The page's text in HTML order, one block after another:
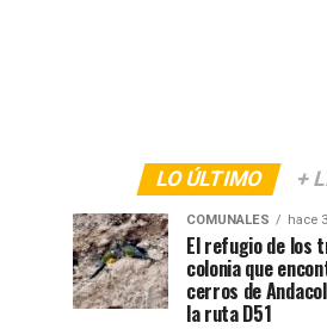
LO ÚLTIMO +
COMUNALES hace
El refugio de los
colonia que
cerros de
la ruta D51